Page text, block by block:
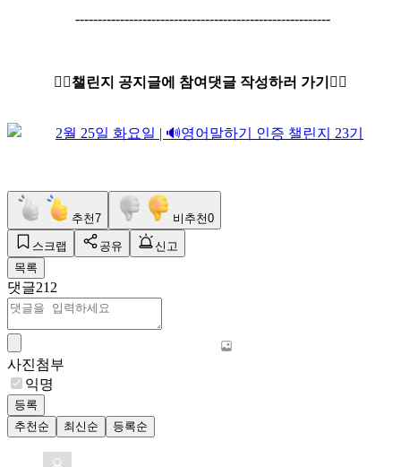
---------------------------------------------------------
👇🏻챌린지 공지글에 참여댓글 작성하러 가기👇🏻
추천7 비추천0
스크랩 공유
신고
목록
댓글212
사진첨부
익명
등록
추천순
최신순 등록순